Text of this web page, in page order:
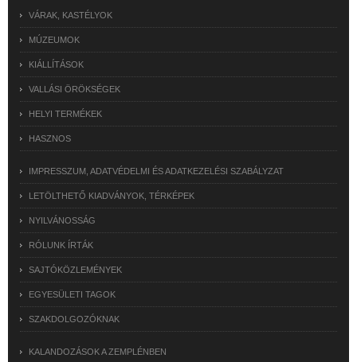
VÁRAK, KASTÉLYOK
MÚZEUMOK
KIÁLLÍTÁSOK
VALLÁSI ÖRÖKSÉGEK
HELYI TERMÉKEK
HASZNOS
IMPRESSZUM, ADATVÉDELMI ÉS ADATKEZELÉSI SZABÁLYZAT
LETÖLTHETŐ KIADVÁNYOK, TÉRKÉPEK
NYILVÁNOSSÁG
RÓLUNK ÍRTÁK
SAJTÓKÖZLEMÉNYEK
EGYESÜLETI TAGOK
SZAKDOLGOZÓKNAK
KALANDOZÁSOK A ZEMPLÉNBEN